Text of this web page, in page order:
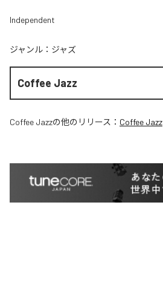
Independent
ジャンル： ジャズ
Coffee Jazz
Coffee Jazzの他のリリース： Coffee Jazz